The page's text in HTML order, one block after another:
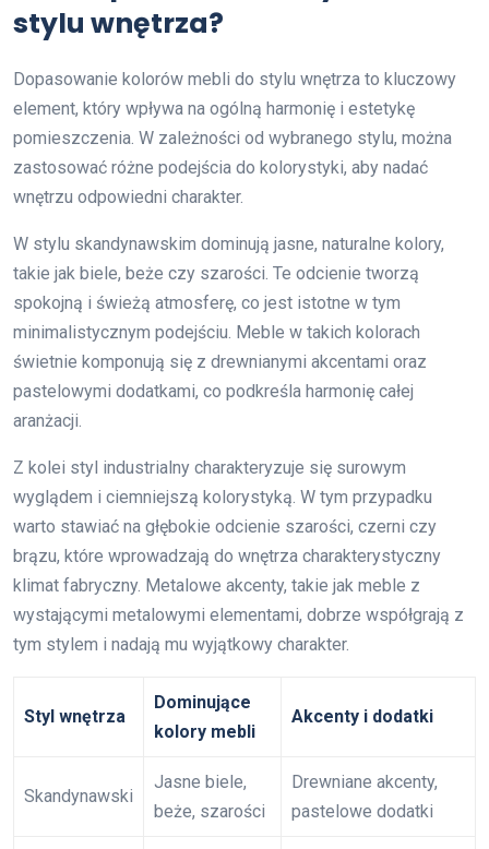
stylu wnętrza?
Dopasowanie kolorów mebli do stylu wnętrza to kluczowy
element, który wpływa na ogólną harmonię i estetykę
pomieszczenia. W zależności od wybranego stylu, można
zastosować różne podejścia do kolorystyki, aby nadać
wnętrzu odpowiedni charakter.
W stylu skandynawskim dominują jasne, naturalne kolory,
takie jak biele, beże czy szarości. Te odcienie tworzą
spokojną i świeżą atmosferę, co jest istotne w tym
minimalistycznym podejściu. Meble w takich kolorach
świetnie komponują się z drewnianymi akcentami oraz
pastelowymi dodatkami, co podkreśla harmonię całej
aranżacji.
Z kolei styl industrialny charakteryzuje się surowym
wyglądem i ciemniejszą kolorystyką. W tym przypadku
warto stawiać na głębokie odcienie szarości, czerni czy
brązu, które wprowadzają do wnętrza charakterystyczny
klimat fabryczny. Metalowe akcenty, takie jak meble z
wystającymi metalowymi elementami, dobrze współgrają z
tym stylem i nadają mu wyjątkowy charakter.
Styl wnętrza
Dominujące
kolory mebli
Akcenty i dodatki
Skandynawski
Jasne biele,
beże, szarości
Drewniane akcenty,
pastelowe dodatki